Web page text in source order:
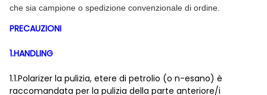
che sia campione o spedizione convenzionale di ordine.
PRECAUZIONI
1.HANDLING
1.1.Polarizer la pulizia, etere di petrolio (o n-esano) è
raccomandata per la pulizia della parte anteriore/i